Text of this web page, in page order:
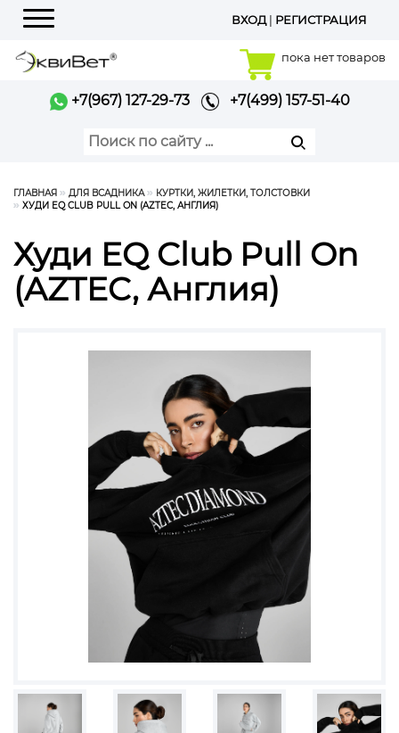
Меню
ВХОД| РЕГИСТРАЦИЯ
пока нет товаров
+7(967) 127-29-73 +7(499) 157-51-40
ГЛАВНАЯ ДЛЯ ВСАДНИКА
КУРТКИ, ЖИЛЕТКИ, ТОЛСТОВКИ
ХУДИ EQ CLUB PULL ON (AZTEC, АНГЛИЯ)
Худи EQ Club Pull On
(AZTEC, Англия)